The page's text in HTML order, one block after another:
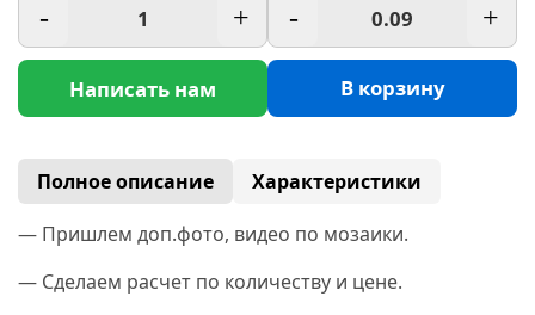
- +
Написать нам
- +
В корзину
Полное описание
Характеристики
— Пришлем доп.фото, видео по мозаики.
— Сделаем расчет по количеству и цене.